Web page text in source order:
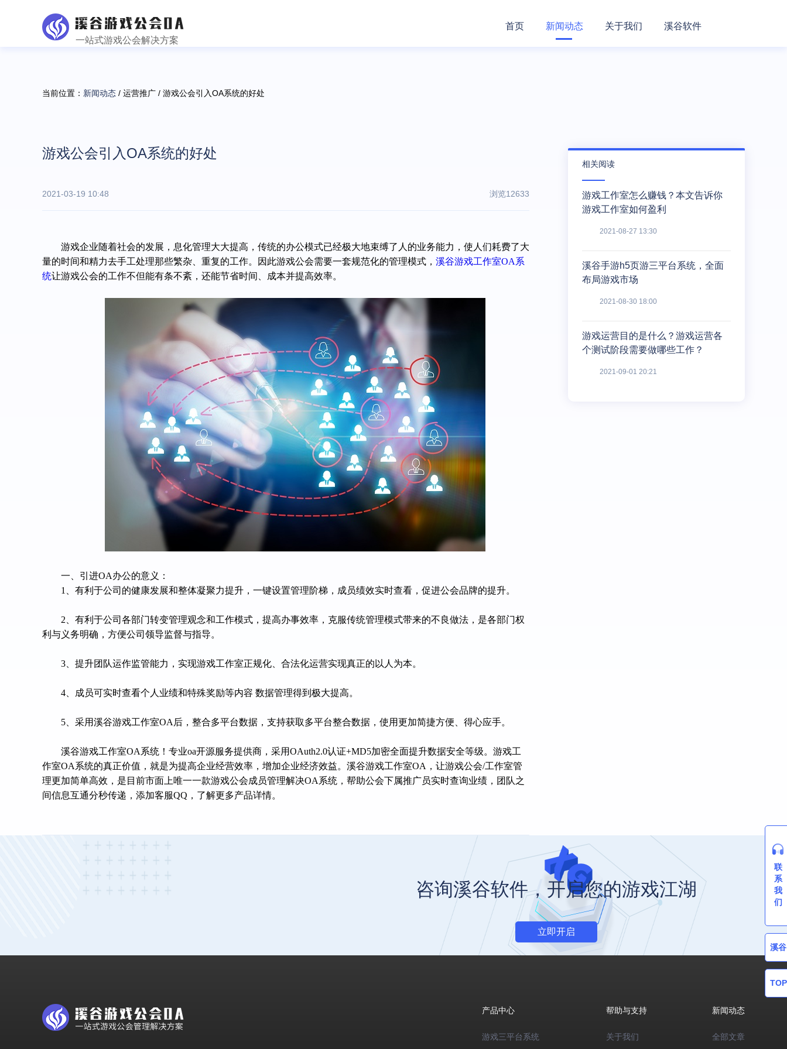
一站式游戏公会解决方案
首页 新闻动态 关于我们 溪谷软件
当前位置： 新闻动态 / 运营推广 / 游戏公会引入OA系统的好处
游戏公会引入OA系统的好处
2021-03-19 10:48 浏览12633
游戏企业随着社会的发展，息化管理大大提高，传统的办公模式已经极大地束缚了人的业务能力，使人们耗费了大
量的时间和精力去手工处理那些繁杂、重复的工作。因此游戏公会需要一套规范化的管理模式， 溪谷游戏工作室OA系
统让游戏公会的工作不但能有条不紊，还能节省时间、成本并提高效率。
一、引进OA办公的意义：
1、有利于公司的健康发展和整体凝聚力提升，一键设置管理阶梯 ， 成员绩效实时查看 ， 促进公会品牌的提升。
2、有利于公司各部门转变管理观念和工作模式，提高办事效率，克服传统管理模式带来的不良做法，是各部门权
利与义务明确，方便公司领导监督与指导。
3、提升团队运作监管能力 ， 实现游戏工作室正规化、合法化运营实现真正的以人为本。
4、成员可实时查看个人业绩和特殊奖励等内容 数据管理得到极大提高。
5、 采用溪谷游戏工作室OA后，整合多平台数据 ， 支持获取多平台整合数据 ， 使用更加简捷方便、得心应手。
溪谷游戏工作室OA系统！专业oa开源服务提供商，采用OAuth2.0认证+MD5加密全面提升数据安全等级。游戏工
作室OA系统的真正价值，就是为提高企业经营效率，增加企业经济效益。溪谷游戏工作室OA，让游戏公会/工作室管
理更加简单高效，是目前市面上唯一一款游戏公会成员管理解决OA系统，帮助公会下属推广员实时查询业绩，团队之
间信息互通分秒传递，添加客服QQ，了解更多产品详情。
相关阅读
游戏工作室怎么赚钱？本文告诉你
游戏工作室如何盈利
2021-08-27 13:30
溪谷手游h5页游三平台系统，全面
布局游戏市场
2021-08-30 18:00
游戏运营目的是什么？游戏运营各
个测试阶段需要做哪些工作？
2021-09-01 20:21
咨询溪谷软件，开启您的游戏江湖
立即开启
产品中心
游戏三平台系统
帮助与支持
关于我们
新闻动态
全部文章
联
系
我
们
溪谷
TOP